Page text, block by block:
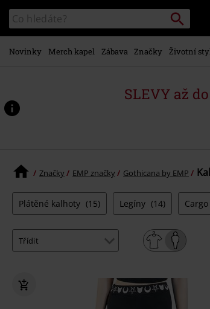
hlavnímu
obsahu
Katalog
vyhledávání
Vyhledávání
Novinky Merch kapel Zábava Značky Životní
SLEVY až
Značky EMP značky Gothicana by EMP
Plátěné kalhoty (15) Legíny (14)